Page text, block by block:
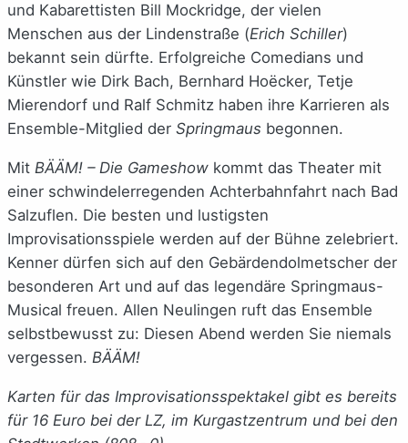
und Kabarettisten Bill Mockridge, der vielen
Menschen aus der Lindenstraße (Erich Schiller)
bekannt sein dürfte. Erfolgreiche Comedians und
Künstler wie Dirk Bach, Bernhard Hoëcker, Tetje
Mierendorf und Ralf Schmitz haben ihre Karrieren als
Ensemble-Mitglied der Springmaus begonnen.
Mit BÄÄM! – Die Gameshow kommt das Theater mit
einer schwindelerregenden Achterbahnfahrt nach Bad
Salzuflen. Die besten und lustigsten
Improvisationsspiele werden auf der Bühne zelebriert.
Kenner dürfen sich auf den Gebärdendolmetscher der
besonderen Art und auf das legendäre Springmaus-
Musical freuen. Allen Neulingen ruft das Ensemble
selbstbewusst zu: Diesen Abend werden Sie niemals
vergessen. BÄÄM!
Karten für das Improvisationsspektakel gibt es bereits
für 16 Euro bei der LZ, im Kurgastzentrum und bei den